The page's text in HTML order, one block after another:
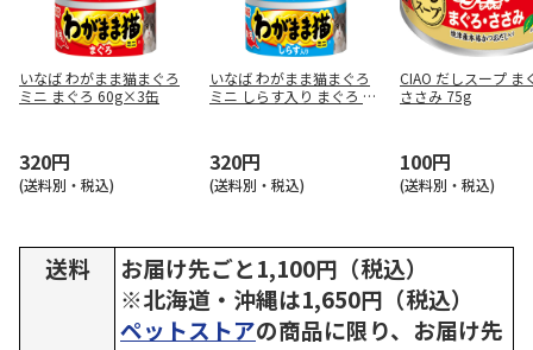
いなば わがまま猫まぐろ
ミニ まぐろ 60g×3缶
320円
(送料別・税込)
いなば わがまま猫まぐろ
ミニ しらす入り まぐろ 60
320円
(送料別・税込)
CIAO だしスープ ま
ささみ 75g
100円
(送料別・税込)
送料
お届け先ごと1,100円（税込）
※北海道・沖縄は1,650円（税込）
ペットストアの商品に限り、お届け先